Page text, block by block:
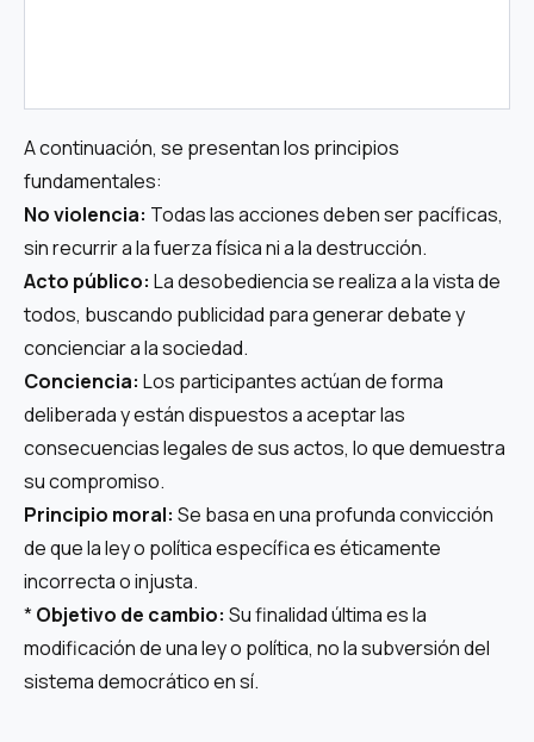
A continuación, se presentan los principios
fundamentales:
No violencia: Todas las acciones deben ser pacíficas,
sin recurrir a la fuerza física ni a la destrucción.
Acto público: La desobediencia se realiza a la vista de
todos, buscando publicidad para generar debate y
concienciar a la sociedad.
Conciencia: Los participantes actúan de forma
deliberada y están dispuestos a aceptar las
consecuencias legales de sus actos, lo que demuestra
su compromiso.
Principio moral: Se basa en una profunda convicción
de que la ley o política específica es éticamente
incorrecta o injusta.
*Objetivo de cambio: Su finalidad última es la
modificación de una ley o política, no la subversión del
sistema democrático en sí.